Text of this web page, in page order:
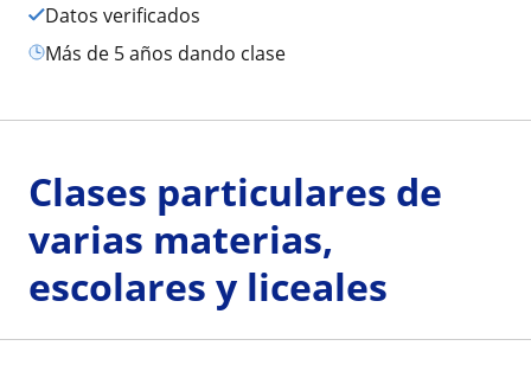
Datos verificados
más de 5 años dando clase
Clases particulares de
varias materias,
escolares y liceales